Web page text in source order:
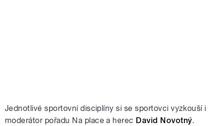
Jednotlivé sportovní disciplíny si se sportovci vyzkouší i
moderátor pořadu Na place a herec David Novotný.